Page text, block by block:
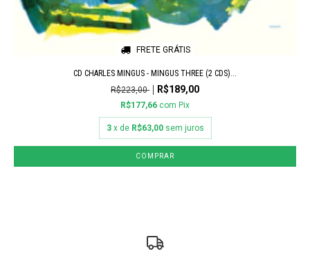
FRETE GRÁTIS
CD CHARLES MINGUS - MINGUS THREE (2 CDS)...
R$223,00
R$189,00
R$177,66 com Pix
3 x de R$63,00 sem juros